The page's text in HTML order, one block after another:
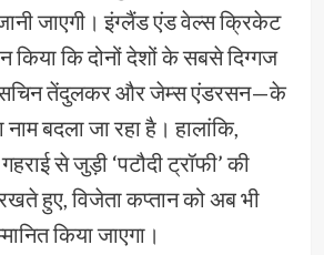
जाएगी। इंग्लैंड एंड वेल्स क्रिकेट
किया कि दोनों देशों के सबसे दिग्गज
तेंदुलकर और जेम्स एंडरसन—के
बदला जा रहा है। हालांकि,
से जुड़ी ‘पटौदी ट्रॉफी’ की
हुए, विजेता कप्तान को अब भी
किया जाएगा।